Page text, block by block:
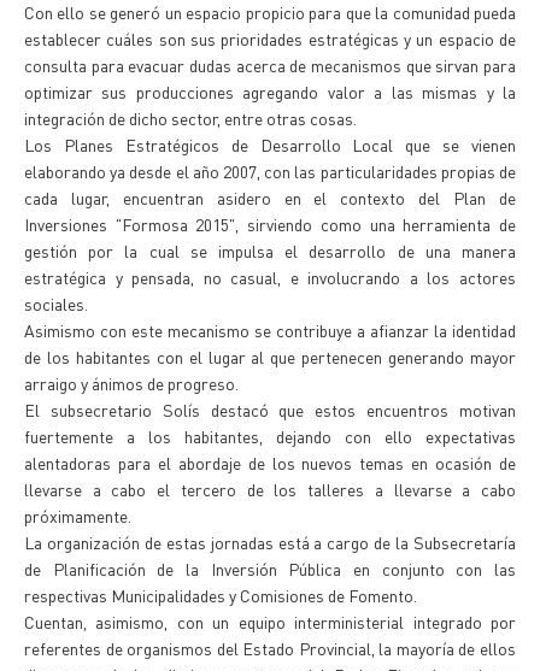
Con ello se generó un espacio propicio para que la comunidad pueda
establecer cuáles son sus prioridades estratégicas y un espacio de
consulta para evacuar dudas acerca de mecanismos que sirvan para
optimizar sus producciones agregando valor a las mismas y la
integración de dicho sector, entre otras cosas.
Los Planes Estratégicos de Desarrollo Local que se vienen
elaborando ya desde el año 2007, con las particularidades propias de
cada lugar, encuentran asidero en el contexto del Plan de
Inversiones "Formosa 2015", sirviendo como una herramienta de
gestión por la cual se impulsa el desarrollo de una manera
estratégica y pensada, no casual, e involucrando a los actores
sociales.
Asimismo con este mecanismo se contribuye a afianzar la identidad
de los habitantes con el lugar al que pertenecen generando mayor
arraigo y ánimos de progreso.
El subsecretario Solís destacó que estos encuentros motivan
fuertemente a los habitantes, dejando con ello expectativas
alentadoras para el abordaje de los nuevos temas en ocasión de
llevarse a cabo el tercero de los talleres a llevarse a cabo
próximamente.
La organización de estas jornadas está a cargo de la Subsecretaría
de Planificación de la Inversión Pública en conjunto con las
respectivas Municipalidades y Comisiones de Fomento.
Cuentan, asimismo, con un equipo interministerial integrado por
referentes de organismos del Estado Provincial, la mayoría de ellos